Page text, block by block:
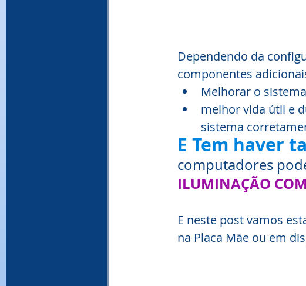
Dependendo da
componentes
Melhorar o
melhor vida útil e
sistema
E Tem haver
computadores
ILUMINAÇÃO
E neste post vamos
na Placa Mãe ou em